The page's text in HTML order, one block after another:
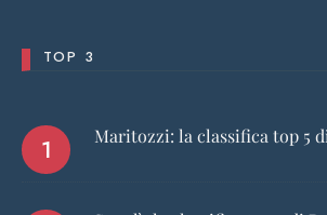
TOP 3
Maritozzi: la classifica top 5